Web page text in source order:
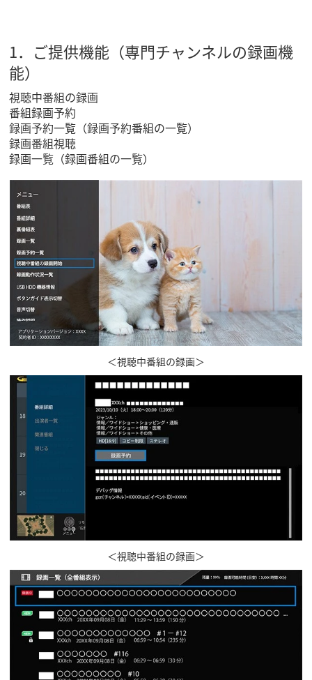
1．ご提供機能（専門チャンネルの録画機
能）
視聴中番組の録画
番組録画予約
録画予約一覧（録画予約番組の一覧）
録画番組視聴
録画一覧（録画番組の一覧）
＜視聴中番組の録画＞
＜視聴中番組の録画＞